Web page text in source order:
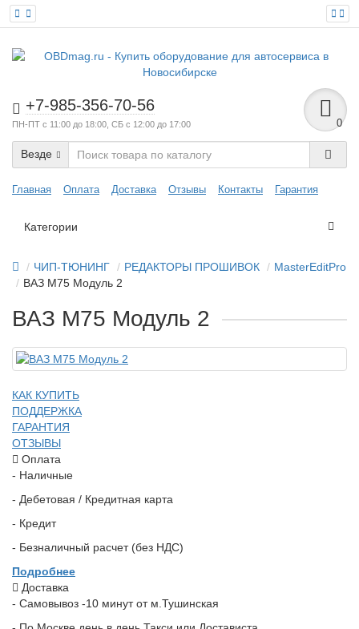
+7-985-356-70-56
ПН-ПТ с 11:00 до 18:00, СБ с 12:00 до 17:00 0
Везде
Главная Оплата Доставка Отзывы Контакты Гарантия
Категории
ЧИП-ТЮНИНГ РЕДАКТОРЫ ПРОШИВОК
MasterEditPro
ВАЗ M75 Модуль 2
ВАЗ M75 Модуль 2
КАК КУПИТЬ
ПОДДЕРЖКА
ГАРАНТИЯ
ОТЗЫВЫ
Оплата
- Наличные
- Дебетовая / Кредитная карта
- Кредит
- Безналичный расчет (без НДС)
Подробнее
Доставка
- Самовывоз -10 минут от м.Тушинская